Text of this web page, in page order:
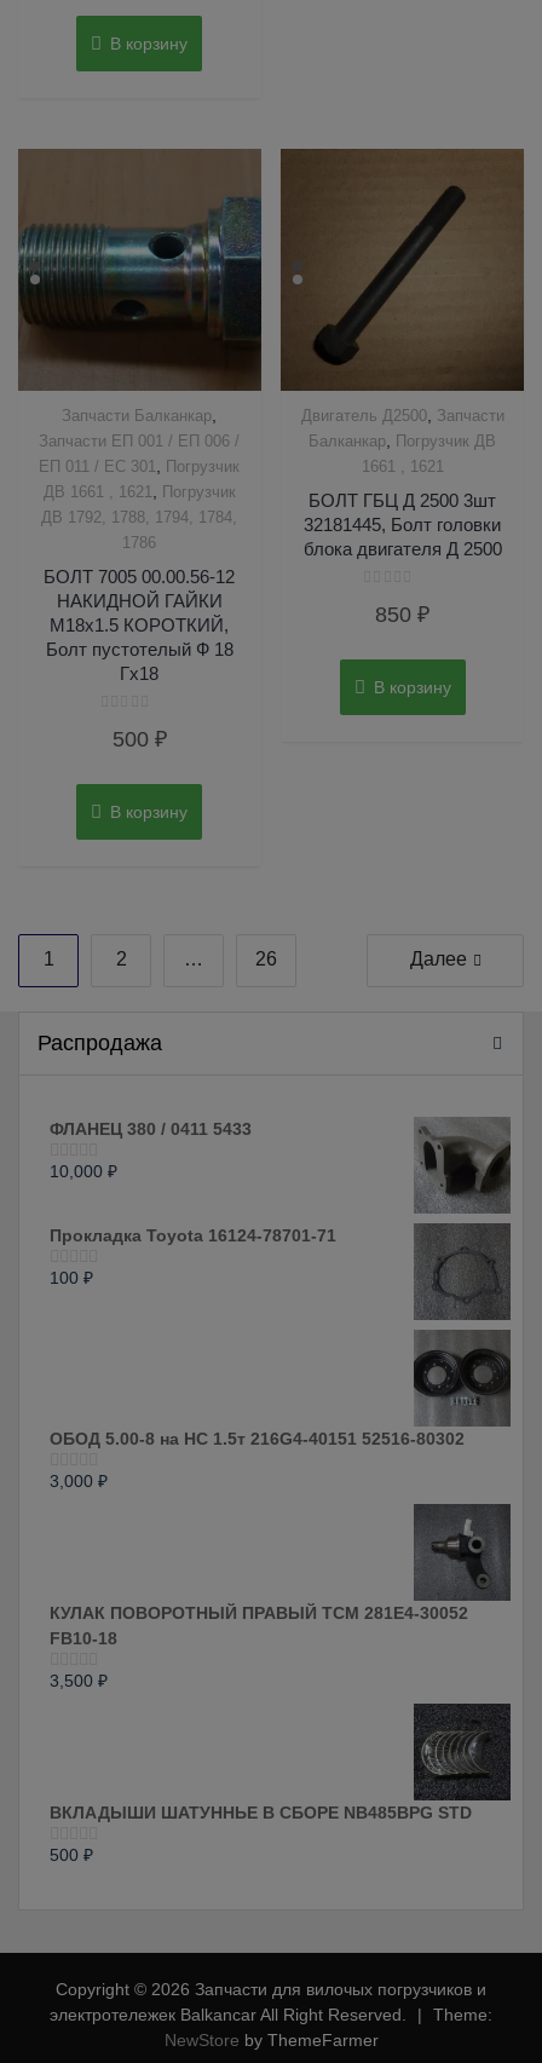
В корзину
Запчасти Балканкар
Запчасти ЕП 001 / ЕП 006 /
ЕП 011 / ЕС 301
Погрузчик
ДВ 1661 , 1621
Погрузчик
ДВ 1792, 1788, 1794, 1784,
1786
БОЛТ 7005 00.00.56-12
НАКИДНОЙ ГАЙКИ
M18x1.5 КОРОТКИЙ,
Болт пустотелый Ф 18
Гх18
500 ₽
В корзину
Двигатель Д2500, Запчасти
Балканкар
Погрузчик ДВ
1661 , 1621
БОЛТ ГБЦ Д 2500 3шт
32181445, Болт головки
блока двигателя Д 2500
850₽
В корзину
Пагинация
записей
1 2 … 26 Далее
Распродажа
ФЛАНЕЦ 380 / 0411 5433
Оценка
5
10,000 ₽
Прокладка Toyota 16124-78701-71
Оценка
100 ₽
ОБОД 5.00-8 на HC 1.5т 216G4-40151 52516-80302
Оценка
3,000 ₽
КУЛАК ПОВОРОТНЫЙ ПРАВЫЙ ТСМ 281E4-30052
FB10-18
Оценка
3,500 ₽
ВКЛАДЫШИ ШАТУННЬЕ В СБОРЕ NB485BPG STD
Оценка
500 ₽
Copyright © 2026 Запчасти для вилочых погрузчиков и
электротележек Balkancar All Right Reserved.
|
Theme:
NewStore by ThemeFarmer